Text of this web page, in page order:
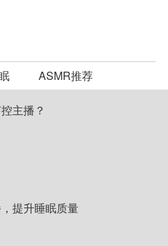
ASMR推荐
主播？
提升睡眠质量